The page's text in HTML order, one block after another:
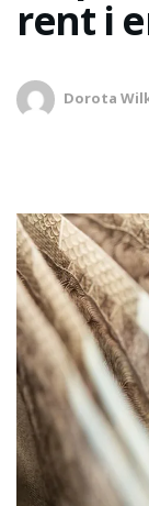
rent i
Dorota